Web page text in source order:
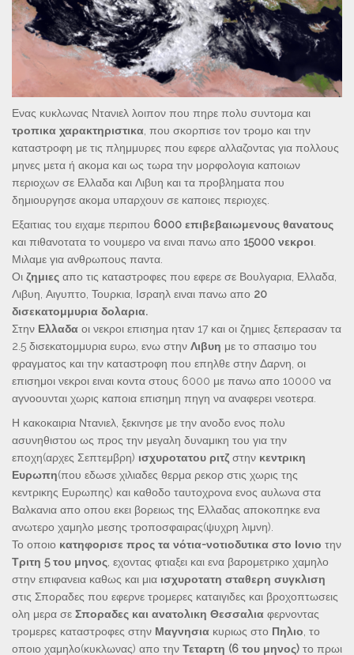
Ενας κυκλωνας Ντανιελ λοιπον που πηρε πολυ συντομα και
τροπικα χαρακτηριστικα , που σκορπισε τον τρομο και την
καταστροφη με τις πλημμυρες που εφερε αλλαζοντας για πολλους
μηνες μετα ή ακομα και ως τωρα την μορφολογια καποιων
περιοχων σε Ελλαδα και Λιβυη και τα προβληματα που
δημιουργησε ακομα υπαρχουν σε καποιες περιοχες.
Εξαιτιας του ειχαμε περιπου 6000 επιβεβαιωμενους θανατους
και πιθανοτατα το νουμερο να ειναι πανω απο 15000 νεκροι
Μιλαμε για ανθρωπους παντα.
Οι ζημιες απο τις καταστροφες που εφερε σε Βουλγαρια, Ελλαδα,
Λιβυη, Αιγυπτο, Τουρκια, Ισραηλ ειναι πανω απο 20
δισεκατομμυρια δολαρια.
Στην Ελλαδα οι νεκροι επισημα ηταν 17 και οι ζημιες ξεπερασαν τα
2.5 δισεκατομμυρια ευρω, ενω στην Λιβυη με το σπασιμο του
φραγματος και την καταστροφη που επηλθε στην Δαρνη, οι
επισημοι νεκροι ειναι κοντα στους 6000 με πανω απο 10000 να
αγνοουνται χωρις καποια επισημη πηγη να αναφερει νεοτερα.
Η κακοκαιρια Ντανιελ, ξεκινησε με την ανοδο ενος πολυ
ασυνηθιστου ως προς την μεγαλη δυναμικη του για την
εποχη(αρχες Σεπτεμβρη) ισχυροτατου ριτζ στην κεντρικη
Ευρωπη(που εδωσε χιλιαδες θερμα ρεκορ στις χωρις της
κεντρικης Ευρωπης) και καθοδο ταυτοχρονα ενος αυλωνα στα
Βαλκανια απο οπου εκει βορειως της Ελλαδας αποκοπηκε ενα
ανωτερο χαμηλο μεσης τροποσφαιρας(ψυχρη λιμνη).
Το οποιο κατηφορισε προς τα νότια-νοτιοδυτικα στο Ιονιο την
Τριτη 5 του μηνος , εχοντας φτιαξει και ενα βαρομετρικο χαμηλο
στην επιφανεια καθως και μια ισχυροτατη σταθερη συγκλιση
στις Σποραδες που εφερνε τρομερες καταιγιδες και βροχοπτωσεις
ολη μερα σε Σποραδες και ανατολικη Θεσσαλια φερνοντας
τρομερες καταστροφες στην Μαγνησια κυριως στο Πηλιο , το
οποιο χαμηλο(κυκλωνας) απο την Τεταρτη (6 του μηνος) το πρωι